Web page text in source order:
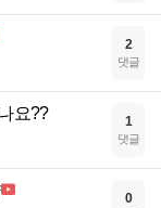
2
댓글
요?? 1
댓글
0